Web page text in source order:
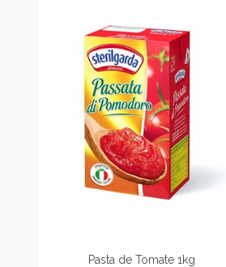
Pasta de Tomate 1kg